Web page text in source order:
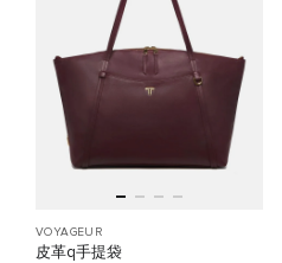
VOYAGEUR
皮革q手提袋